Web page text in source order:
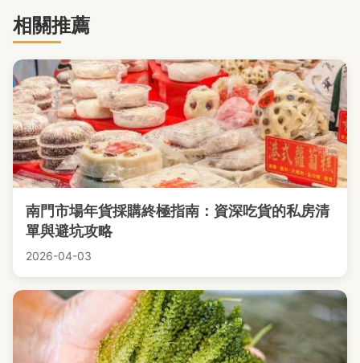
相關推薦
南門市場年貨採購終極指南：資深吃貨的私房清
單與避坑攻略
2026-04-03